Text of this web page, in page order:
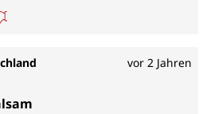
vor 2 Jahren
von 5 von 5 Sternen